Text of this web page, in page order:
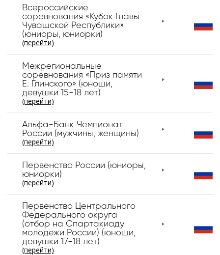
Всероссийские
соревнования «Кубок Главы
Чувашской Республики»
(юниоры, юниорки)
(перейти)
Межрегиональные
соревнования «Приз памяти
Е. Глинского» (юноши,
девушки 15-18 лет)
(перейти)
Альфа-Банк Чемпионат
России (мужчины, женщины)
(перейти)
Первенство России (юниоры,
юниорки)
(перейти)
Первенство Центрального
Федерального округа
(отбор на Спартакиаду
молодежи России) (юноши,
девушки 17-18 лет)
(перейти)